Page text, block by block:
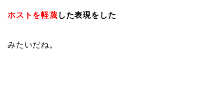
ホストを軽蔑 した表現をした
みたいだね。